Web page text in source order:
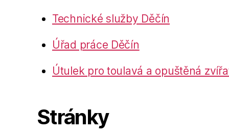
Technické služby Děčín
Úřad práce Děčín
Útulek pro toulavá a opuštěná
Stránky